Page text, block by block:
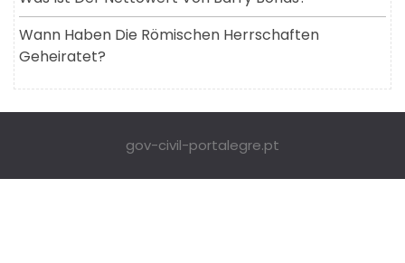
Wann Haben Die Römischen Herrschaften
Geheiratet?
gov-civil-portalegre.pt